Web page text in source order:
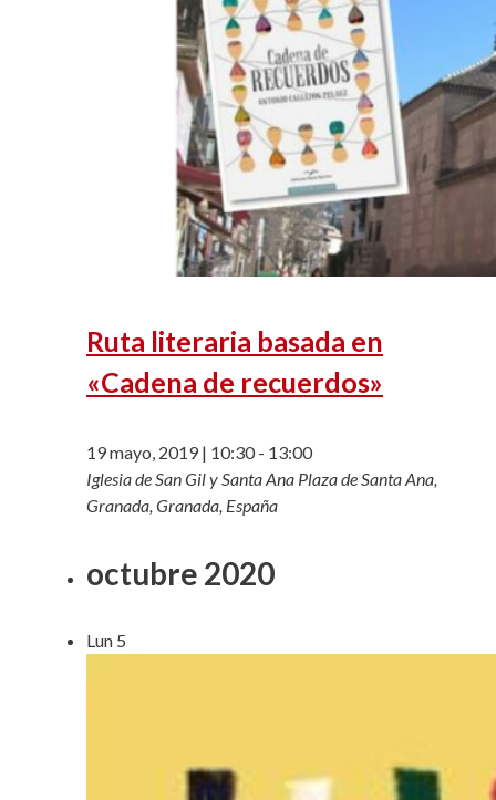
Ruta literaria basada en
«Cadena de recuerdos»
19 mayo, 2019 | 10:30- 13:00
Iglesia de San Gil y Santa Ana Plaza de Santa Ana,
Granada, Granada, España
octubre 2020
Lun 5